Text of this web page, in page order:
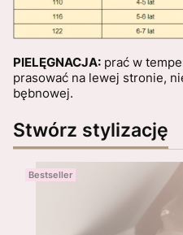
PIELĘGNACJA: prać w
prasować na lewej stronie,
bębnowej.
Stwórz stylizację
Bestseller